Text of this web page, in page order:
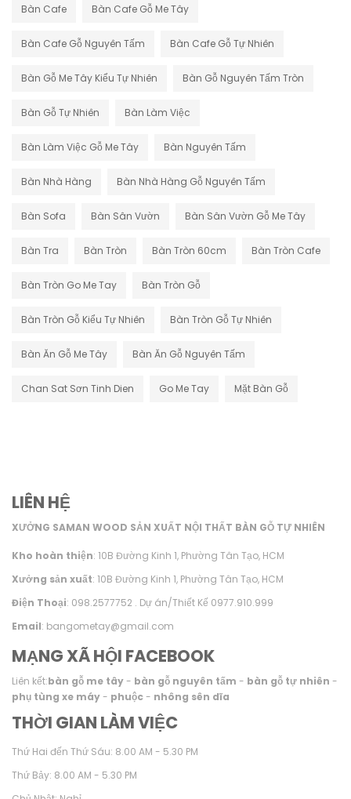
Bàn Cafe Bàn Cafe Gỗ Me Tây
Bàn Cafe Gỗ Nguyên Tấm Bàn Cafe Gỗ Tự Nhiên
Bàn Gỗ Me Tây Kiểu Tự Nhiên Bàn Gỗ Nguyên Tấm Tròn
Bàn Gỗ Tự Nhiên Bàn Làm Việc
Bàn Làm Việc Gỗ Me Tây Bàn Nguyên Tấm
Bàn Nhà Hàng Bàn Nhà Hàng Gỗ Nguyên Tấm
Bàn Sofa Bàn Sân Vườn Bàn Sân Vườn Gỗ Me Tây
Bàn Tra Bàn Tròn Bàn Tròn 60cm Bàn Tròn Cafe
Bàn Tròn Go Me Tay Bàn Tròn Gỗ
Bàn Tròn Gỗ Kiểu Tự Nhiên Bàn Tròn Gỗ Tự Nhiên
Bàn Ăn Gỗ Me Tây Bàn Ăn Gỗ Nguyên Tấm
Chan Sat Sơn Tinh Dien Go Me Tay Mặt Bàn Gỗ
LIÊN HỆ
XƯỞNG SAMAN WOOD SẢN XUẤT NỘI THẤT BÀN GỖ TỰ NHIÊN
Kho hoàn thiện: 10B Đường Kinh 1, Phường Tân Tạo, HCM
Xưởng sản xuất: 10B Đường Kinh 1, Phường Tân Tạo, HCM
Điện Thoại: 098.2577752 . Dự án/Thiết Kế 0977.910.999
Email: bangometay@gmail.com
MẠNG XÃ HỘI FACEBOOK
Liên kết:bàn gỗ me tây- bàn gỗ nguyên tấm - bàn gỗ tự nhiên -
phụ tùng xe máy- phuộc- nhông sên dĩa
THỜI GIAN LÀM VIỆC
Thứ Hai đến Thứ Sáu: 8.00 AM - 5.30 PM
Thứ Bảy: 8.00 AM - 5.30 PM